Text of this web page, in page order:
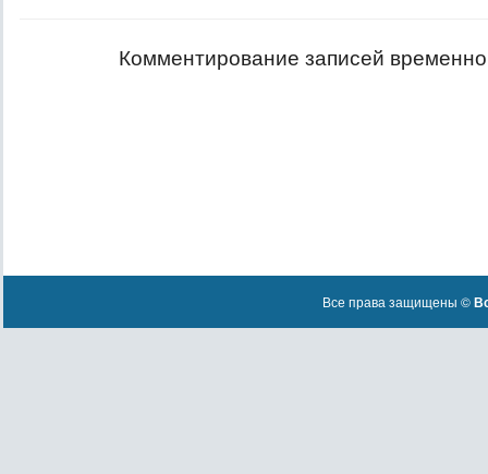
Комментирование записей
Все права защищены ©